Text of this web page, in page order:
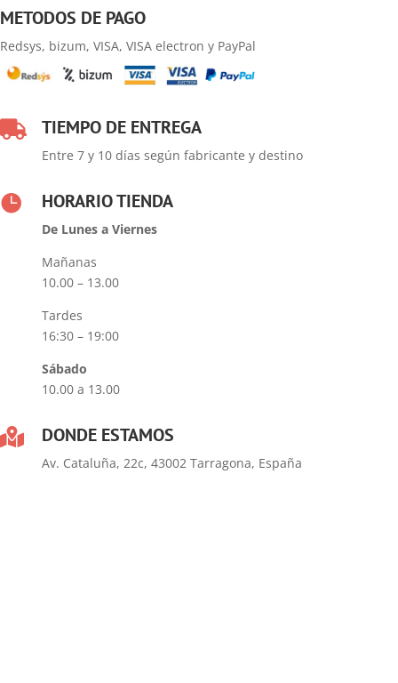
METODOS DE PAGO
Redsys, bizum, VISA, VISA electron y PayPal
 TIEMPO DE ENTREGA
Entre 7 y 10 días según fabricante y destino
 HORARIO TIENDA
De Lunes a Viernes
Mañanas
10.00 – 13.00
Tardes
16:30 – 19:00
Sábado
10.00 a 13.00
 DONDE ESTAMOS
Av. Cataluña, 22c, 43002 Tarragona, España